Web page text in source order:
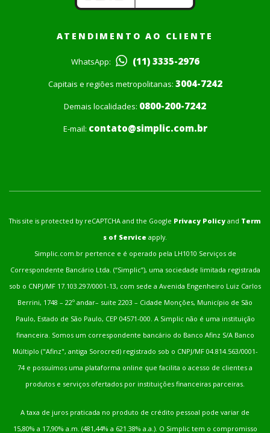
ATENDIMENTO AO CLIENTE
WhatsApp: (11) 3335-2976
Capitais e regiões metropolitanas: 3004-7242
Demais localidades: 0800-200-7242
E-mail: contato@simplic.com.br
This site is protected by reCAPTCHA and the Google Privacy Policy and Term
s of Service apply.
Simplic.com.br pertence e é operado pela LH1010 Serviços de
Correspondente Bancário Ltda. (“Simplic”), uma sociedade limitada registrada
sob o CNPJ/MF 17.103.297/0001-13, com sede a Avenida Engenheiro Luiz Carlos
Berrini, 1748 – 22º andar– suite 2203 – Cidade Monções, Município de São
Paulo, Estado de São Paulo, CEP 04571-000. A Simplic não é uma instituição
financeira. Somos um correspondente bancário do Banco Afinz S/A Banco
Múltiplo ("Afinz", antiga Sorocred) registrado sob o CNPJ/MF 04.814.563/0001-
74 e possuímos uma plataforma online que facilita o acesso de clientes a
produtos e serviços ofertados por instituições financeiras parceiras.
A taxa de juros praticada no produto de crédito pessoal pode variar de
15,80% a 17,90% a.m. (481,44% a 621.38% a.a.). O Simplic tem o compromisso